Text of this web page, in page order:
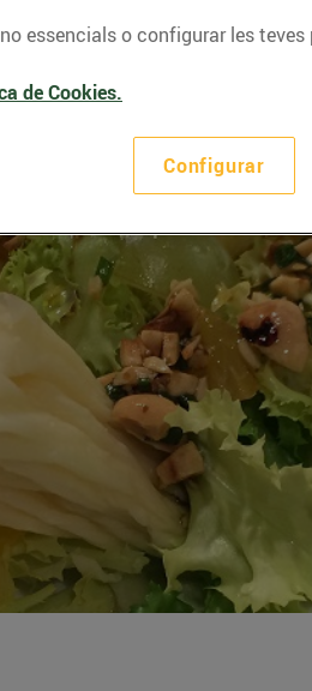
essencials o configurar les teves
de Cookies.
Configurar